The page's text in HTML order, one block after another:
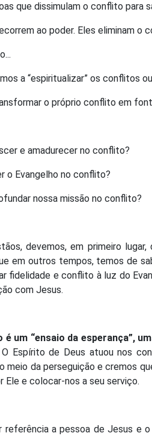
que dissimulam o conflito para
ao poder. Eles eliminam o
a “espiritualizar” os conflitos
o próprio conflito em
e amadurecer no conflito?
o Evangelho no conflito?
nossa missão no conflito?
devemos, em primeiro
em outros tempos, temos de
fidelidade e conflito à luz do
com Jesus.
é um “ensaio da esperança”,
Espírito de Deus atuou nos
meio da perseguição e cremos
Ele e colocar-nos a seu serviço.
referência a pessoa de Jesus e